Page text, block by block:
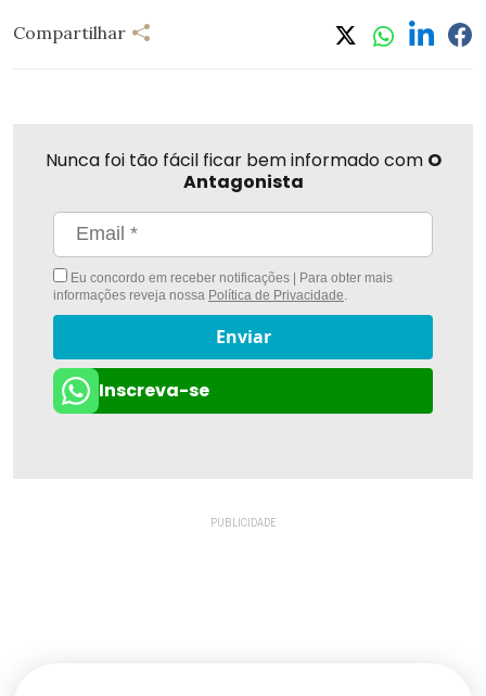
Compartilhar
Nunca foi tão fácil ficar bem informado com O
Antagonista
Eu concordo em receber notificações | Para obter mais
informações reveja nossa Política de Privacidade.
Enviar
Inscreva-se